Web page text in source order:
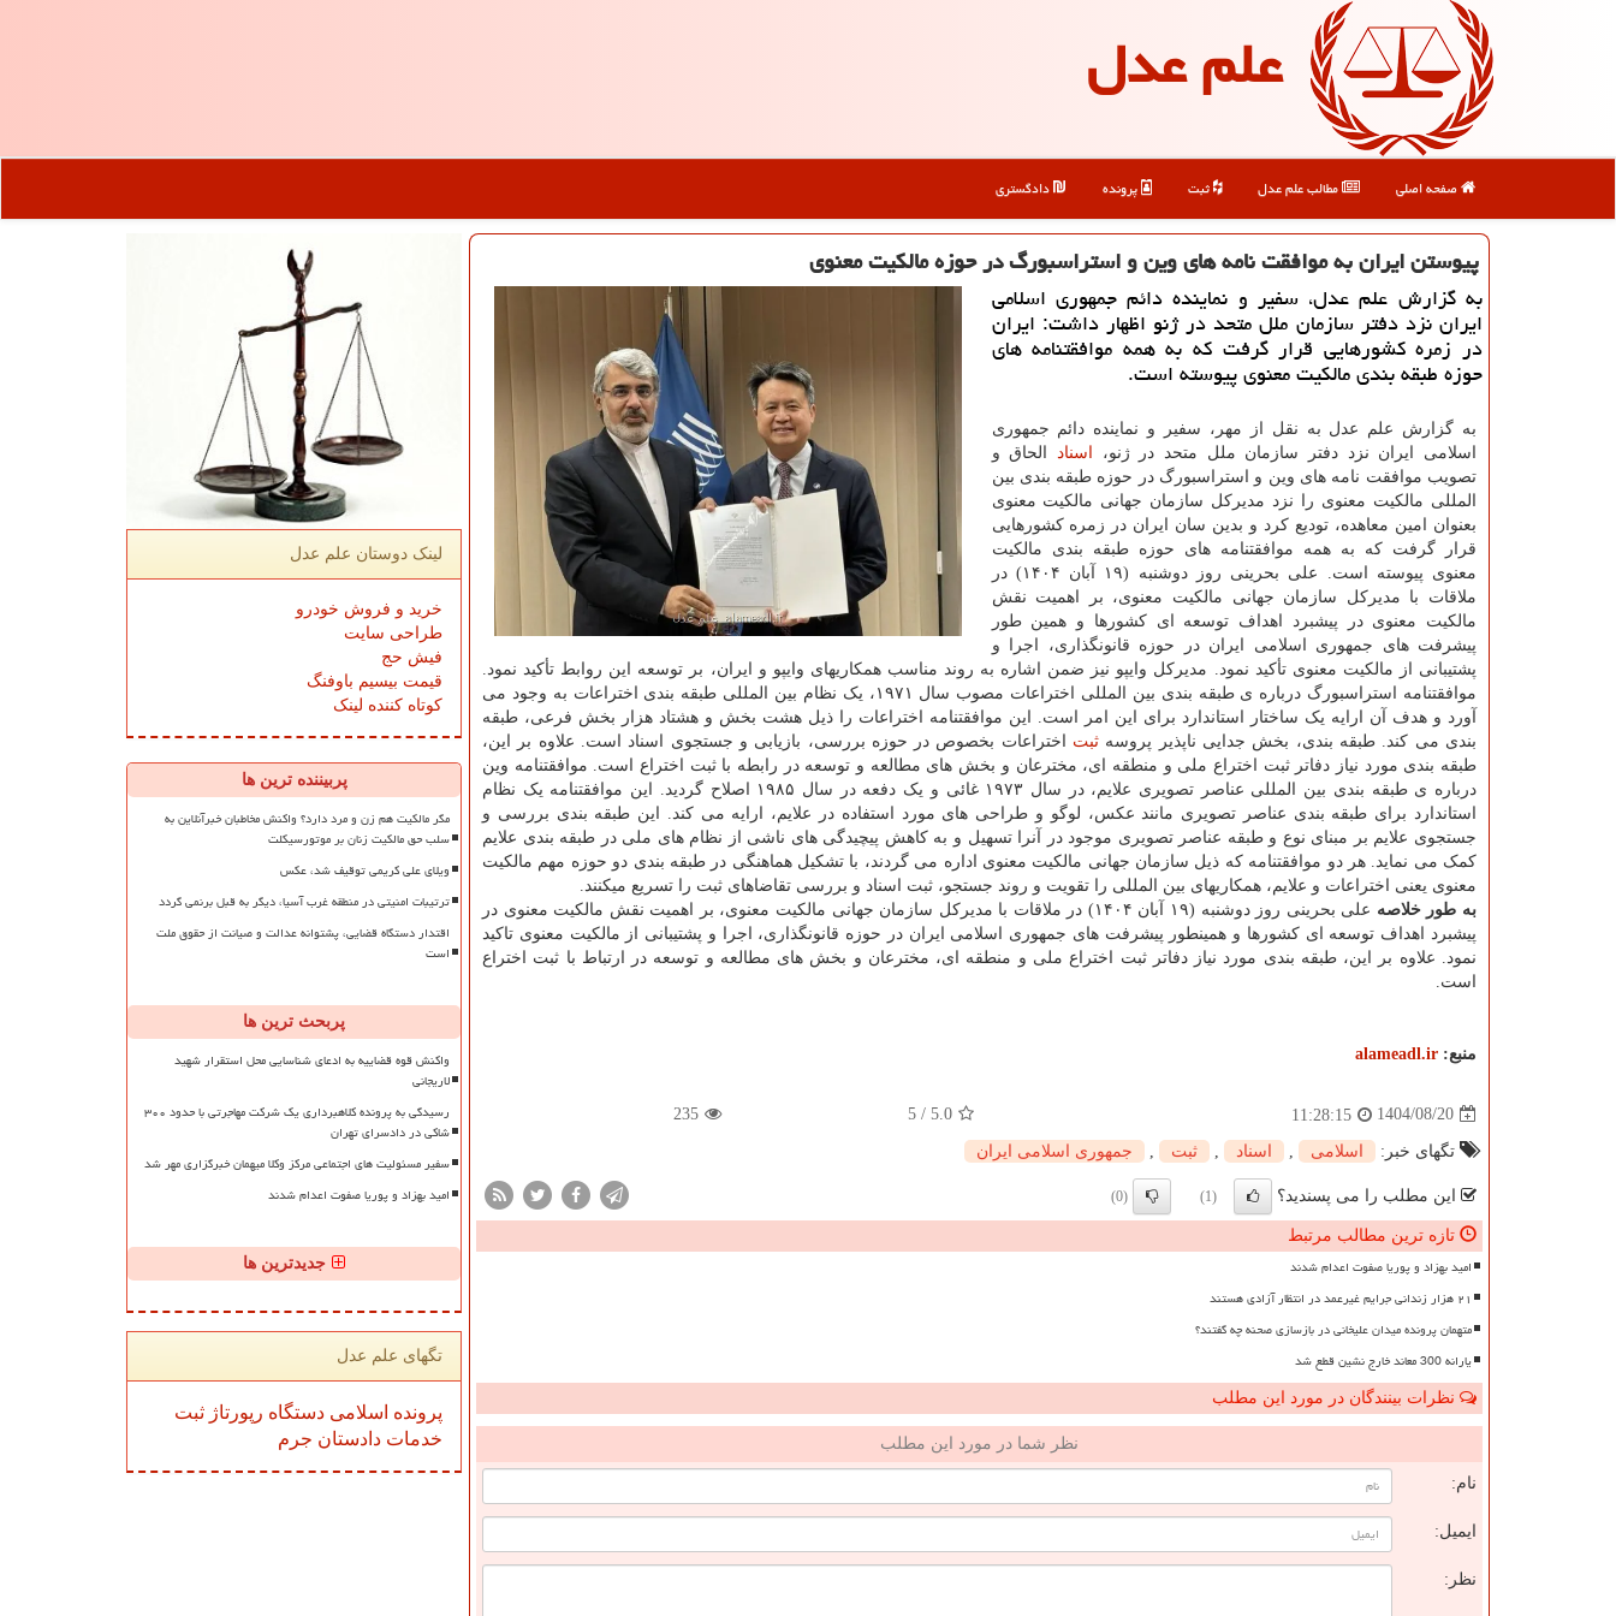
علم عدل
صفحه اصلی مطالب علم عدل ثبت پرونده دادگستری
پیوستن ایران به موافقت نامه های وین و استراسبورگ در حوزه مالکیت معنوی
به گزارش علم عدل، سفیر و نماینده دائم جمهوری اسلامی
ایران نزد دفتر سازمان ملل متحد در ژنو اظهار داشت: ایران
در زمره کشورهایی قرار گرفت که به همه موافقتنامه های
حوزه طبقه بندی مالکیت معنوی پیوسته است.
به گزارش علم عدل به نقل از مهر، سفیر و نماینده دائم جمهوری
اسلامی ایران نزد دفتر سازمان ملل متحد در ژنو،
اسناد الحاق و
تصویب موافقت نامه های وین و استراسبورگ در حوزه طبقه بندی بین
المللی مالکیت معنوی را نزد مدیرکل سازمان جهانی مالکیت معنوی
بعنوان امین معاهده، تودیع کرد و بدین سان ایران در زمره کشورهایی
قرار گرفت که به همه موافقتنامه های حوزه طبقه بندی مالکیت
معنوی پیوسته است. علی بحرینی روز دوشنبه (۱۹ آبان ۱۴۰۴) در
ملاقات با مدیرکل سازمان جهانی مالکیت معنوی، بر اهمیت نقش
مالکیت معنوی در پیشبرد اهداف توسعه ای کشورها و همین طور
پیشرفت های جمهوری اسلامی ایران در حوزه قانونگذاری، اجرا و
پشتیبانی از مالکیت معنوی تأکید نمود. مدیرکل وایپو نیز ضمن اشاره به روند مناسب همکاریهای وایپو و ایران، بر توسعه این روابط تأکید نمود.
موافقتنامه استراسبورگ درباره ی طبقه بندی بین المللی اختراعات مصوب سال ۱۹۷۱، یک نظام بین المللی طبقه بندی اختراعات به وجود می
آورد و هدف آن ارایه یک ساختار استاندارد برای این امر است. این موافقتنامه اختراعات را ذیل هشت بخش و هشتاد هزار بخش فرعی، طبقه
بندی می کند. طبقه بندی، بخش جدایی ناپذیر پروسه ثبت اختراعات بخصوص در حوزه بررسی، بازیابی و جستجوی اسناد است. علاوه بر این،
طبقه بندی مورد نیاز دفاتر ثبت اختراع ملی و منطقه ای، مخترعان و بخش های مطالعه و توسعه در رابطه با ثبت اختراع است. موافقتنامه وین
درباره ی طبقه بندی بین المللی عناصر تصویری علایم، در سال ۱۹۷۳ غائی و یک دفعه در سال ۱۹۸۵ اصلاح گردید. این موافقتنامه یک نظام
استاندارد برای طبقه بندی عناصر تصویری مانند عکس، لوگو و طراحی های مورد استفاده در علایم، ارایه می کند. این طبقه بندی بررسی و
جستجوی علایم بر مبنای نوع و طبقه عناصر تصویری موجود در آنرا تسهیل و به کاهش پیچیدگی های ناشی از نظام های ملی در طبقه بندی علایم
کمک می نماید. هر دو موافقتنامه که ذیل سازمان جهانی مالکیت معنوی اداره می گردند، با تشکیل هماهنگی در طبقه بندی دو حوزه مهم مالکیت
معنوی یعنی اختراعات و علایم، همکاریهای بین المللی را تقویت و روند جستجو، ثبت اسناد و بررسی تقاضاهای ثبت را تسریع میکنند.
به طور خلاصه
علی بحرینی روز دوشنبه (۱۹ آبان ۱۴۰۴) در ملاقات با مدیرکل سازمان جهانی مالکیت معنوی، بر اهمیت نقش مالکیت معنوی در
پیشبرد اهداف توسعه ای کشورها و همینطور پیشرفت های جمهوری اسلامی ایران در حوزه قانونگذاری، اجرا و پشتیبانی از مالکیت معنوی تاکید
نمود. علاوه بر این، طبقه بندی مورد نیاز دفاتر ثبت اختراع ملی و منطقه ای، مخترعان و بخش های مطالعه و توسعه در ارتباط با ثبت اختراع
است.
منبع: alameadl.ir
1404/08/20
11:28:15
5.0
/
5
235
تگهای خبر: اسلامی اسناد ثبت جمهوری اسلامی ایران
این مطلب را می پسندید؟ (1)
(0)
تازه ترین مطالب مرتبط
امید بهزاد و پوریا صفوت اعدام شدند
۲۱ هزار زندانی جرایم غیرعمد در انتظار آزادی هستند
متهمان پرونده میدان علیخانی در بازسازی صحنه چه گفتند؟
یارانه 300 معاند خارج نشین قطع شد
نظرات بینندگان در مورد این مطلب
نظر شما در مورد این مطلب
نام:
ایمیل:
نظر:
لینک دوستان علم عدل
خرید و فروش خودرو
طراحی سایت
فیش حج
قیمت بیسیم باوفنگ
کوتاه کننده لینک
پربیننده ترین ها
مگر مالکیت هم زن و مرد دارد؟ واکنش مخاطبان خبرآنلاین به
سلب حق مالکیت زنان بر موتورسیکلت
ویلای علی کریمی توقیف شد، عکس
ترتیبات امنیتی در منطقه غرب آسیا، دیگر به قبل برنمی گردد
اقتدار دستگاه قضایی، پشتوانه عدالت و صیانت از حقوق ملت
است
پربحث ترین ها
واکنش قوه قضاییه به ادعای شناسایی محل استقرار شهید
لاریجانی
رسیدگی به پرونده کلاهبرداری یک شرکت مهاجرتی با حدود ۳۰۰
شاکی در دادسرای تهران
سفیر مسئولیت های اجتماعی مرکز وکلا میهمان خبرگزاری مهر شد
امید بهزاد و پوریا صفوت اعدام شدند
جدیدترین ها
تگهای علم عدل
پرونده اسلامی دستگاه رپورتاژ ثبت
خدمات دادستان جرم